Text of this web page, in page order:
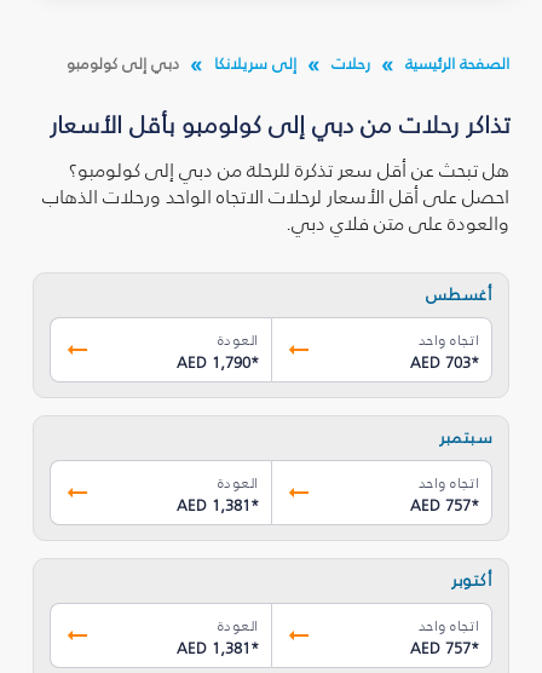
الصفحة الرئيسية رحلات إلى سريلانكا دبي إلى كولومبو
تذاكر رحلات من دبي إلى كولومبو بأقل الأسعار
هل تبحث عن أقل سعر تذكرة للرحلة من دبي إلى كولومبو؟
احصل على أقل الأسعار لرحلات الاتجاه الواحد ورحلات الذهاب
والعودة على متن فلاي دبي.
أغسطس
اتجاه واحد
AED 703*
العودة
AED 1,790*
سبتمبر
اتجاه واحد
AED 757*
العودة
AED 1,381*
أكتوبر
اتجاه واحد
AED 757*
العودة
AED 1,381*